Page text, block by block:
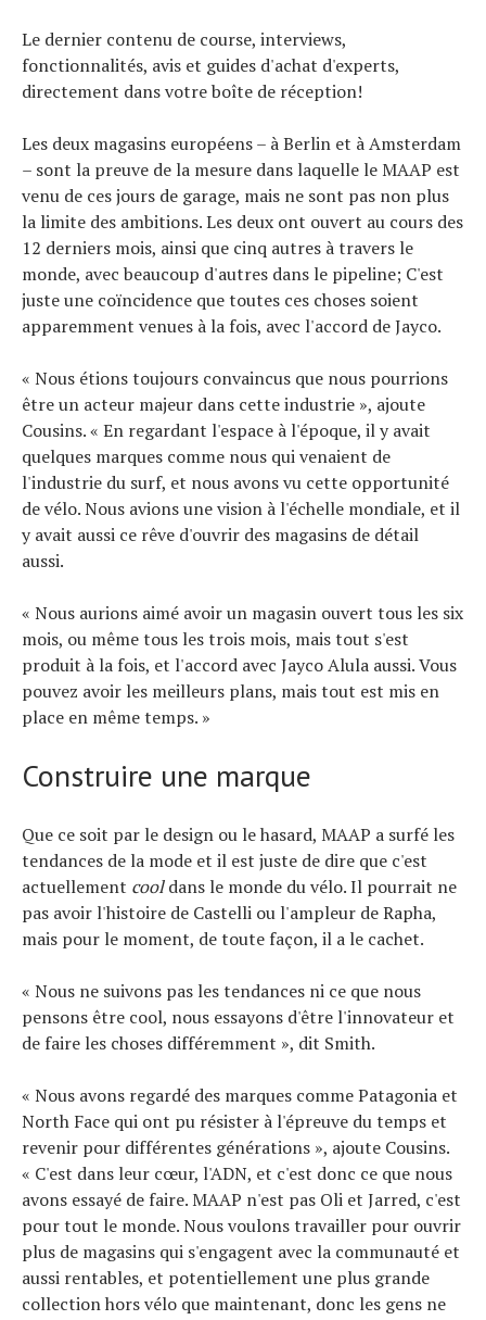
Le dernier contenu de course, interviews,
fonctionnalités, avis et guides d'achat d'experts,
directement dans votre boîte de réception!
Les deux magasins européens – à Berlin et à Amsterdam
– sont la preuve de la mesure dans laquelle le MAAP est
venu de ces jours de garage, mais ne sont pas non plus
la limite des ambitions. Les deux ont ouvert au cours des
12 derniers mois, ainsi que cinq autres à travers le
monde, avec beaucoup d'autres dans le pipeline; C'est
juste une coïncidence que toutes ces choses soient
apparemment venues à la fois, avec l'accord de Jayco.
« Nous étions toujours convaincus que nous pourrions
être un acteur majeur dans cette industrie », ajoute
Cousins. « En regardant l'espace à l'époque, il y avait
quelques marques comme nous qui venaient de
l'industrie du surf, et nous avons vu cette opportunité
de vélo. Nous avions une vision à l'échelle mondiale, et il
y avait aussi ce rêve d'ouvrir des magasins de détail
aussi.
« Nous aurions aimé avoir un magasin ouvert tous les six
mois, ou même tous les trois mois, mais tout s'est
produit à la fois, et l'accord avec Jayco Alula aussi. Vous
pouvez avoir les meilleurs plans, mais tout est mis en
place en même temps. »
Construire une marque
Que ce soit par le design ou le hasard, MAAP a surfé les
tendances de la mode et il est juste de dire que c'est
actuellement cooldans le monde du vélo. Il pourrait ne
pas avoir l'histoire de Castelli ou l'ampleur de Rapha,
mais pour le moment, de toute façon, il a le cachet.
« Nous ne suivons pas les tendances ni ce que nous
pensons être cool, nous essayons d'être l'innovateur et
de faire les choses différemment », dit Smith.
« Nous avons regardé des marques comme Patagonia et
North Face qui ont pu résister à l'épreuve du temps et
revenir pour différentes générations », ajoute Cousins.
« C'est dans leur cœur, l'ADN, et c'est donc ce que nous
avons essayé de faire. MAAP n'est pas Oli et Jarred, c'est
pour tout le monde. Nous voulons travailler pour ouvrir
plus de magasins qui s'engagent avec la communauté et
aussi rentables, et potentiellement une plus grande
collection hors vélo que maintenant, donc les gens ne